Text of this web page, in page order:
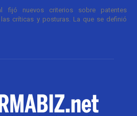
fijó nuevos criterios sobre patentes
críticas y posturas. La que se definió